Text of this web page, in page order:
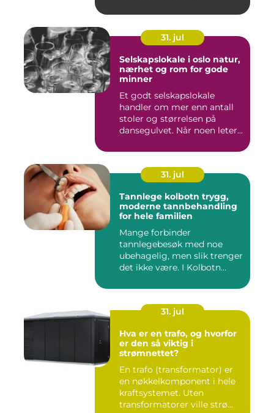
31. jul
Selskapslokale i oslo natur,
nærhet og rom for gode
minner
Et godt selskapslokale
handler om mer enn antall
stoler og størrelsen på
dansegulvet. Når noen leter...
31. jul
Tannlege kolbotn trygg,
moderne tannbehandling
for hele familien
Mange forbinder
tannlegebesøk med noe
ubehagelig, men slik trenger
det ikke være. I Kolbotn
31. jul
Hva er en trafo, og hvorfor
er den så viktig i
strømnettet?
En trafo (transformator) er
en nøkkelkomponent i hele
kraftsystemet. Uten
transformatorer ville strø...